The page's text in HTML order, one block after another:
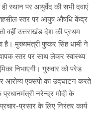
स्थान पर आयुर्वेद की सभी दवाएं
स्तर पर आयुष औषधि केंद्र
वहीं उत्तराखंड देश की प्रथम
है। मुख्यमंत्री पुष्कर सिंह धामी ने
स्तर पर साथ लेकर स्वास्थ्य
निभाएगी। गुरुवार को परेड
आरोग्य एक्सपो का उद्घाटन करते
नरेन्द्र मोदी के
प्रसार के लिए निरंतर कार्य